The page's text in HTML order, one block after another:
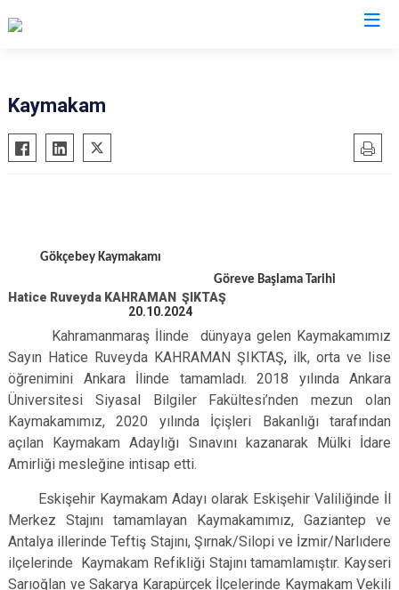
Alaplı
Çaycuma
Kozlu
Kaymakam
Gökçebey Kaymakamı
Göreve Başlama Tarihi
Hatice Ruveyda KAHRAMAN ŞIKTAŞ
20.10.2024
Kahramanmaraş İlinde dünyaya gelen Kaymakamımız
Sayın Hatice Ruveyda KAHRAMAN ŞIKTAŞ, ilk, orta ve lise
öğrenimini Ankara İlinde tamamladı. 2018 yılında Ankara
Üniversitesi Siyasal Bilgiler Fakültesi’nden mezun olan
Kaymakamımız, 2020 yılında İçişleri Bakanlığı tarafından
açılan Kaymakam Adaylığı Sınavını kazanarak Mülki İdare
Amirliği mesleğine intisap etti.
Eskişehir Kaymakam Adayı olarak Eskişehir Valiliğinde İl
Merkez Stajını tamamlayan Kaymakamımız, Gaziantep ve
Antalya illerinde Teftiş Stajını, Şırnak/Silopi ve İzmir/Narlıdere
ilçelerinde Kaymakam Refikliği Stajını tamamlamıştır. Kayseri
Sarıoğlan ve Sakarya Karapürçek İlçelerinde Kaymakam Vekili